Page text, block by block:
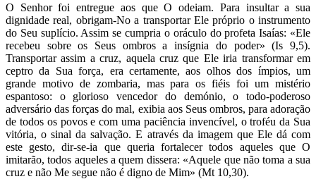
O Senhor foi entregue aos que O odeiam. Para insultar a sua
dignidade real, obrigam-No a transportar Ele próprio o instrumento
do Seu suplício. Assim se cumpria o oráculo do profeta Isaías: «Ele
recebeu sobre os Seus ombros a insígnia do poder» (Is 9,5).
Transportar assim a cruz, aquela cruz que Ele iria transformar em
ceptro da Sua força, era certamente, aos olhos dos ímpios, um
grande motivo de zombaria, mas para os fiéis foi um mistério
espantoso: o glorioso vencedor do demónio, o todo-poderoso
adversário das forças do mal, exibia aos Seus ombros, para adoração
de todos os povos e com uma paciência invencível, o troféu da Sua
vitória, o sinal da salvação. E através da imagem que Ele dá com
este gesto, dir-se-ia que queria fortalecer todos aqueles que O
imitarão, todos aqueles a quem dissera: «Aquele que não toma a sua
cruz e não Me segue não é digno de Mim» (Mt 10,30).